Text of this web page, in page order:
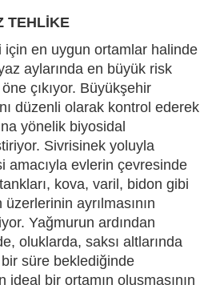
TEHLİKE
en uygun ortamlar halinde
aylarında en büyük risk
çıkıyor. Büyükşehir
düzenli olarak kontrol ederek
yönelik biyosidal
Sivrisinek yoluyla
amacıyla evlerin çevresinde
kova, varil, bidon gibi
ayrılmasının
Yağmurun ardından
oluklarda, saksı altlarında
bir süre beklediğinde
bir ortamın oluşmasının